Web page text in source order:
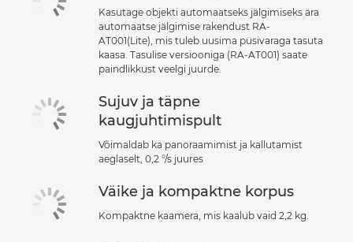
Kasutage objekti automaatseks jälgimiseks ära
automaatse jälgimise rakendust RA-
AT001(Lite), mis tuleb uusima püsivaraga tasuta
kaasa. Tasulise versiooniga (RA-AT001) saate
paindlikkust veelgi juurde.
Sujuv ja täpne
kaugjuhtimispult
Võimaldab ka panoraamimist ja kallutamist
aeglaselt, 0,2 °/s juures
Väike ja kompaktne korpus
Kompaktne kaamera, mis kaalub vaid 2,2 kg.